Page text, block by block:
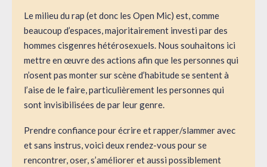
Le milieu du rap (et donc les Open Mic) est, comme
beaucoup d’espaces, majoritairement investi par des
hommes cisgenres hétérosexuels. Nous souhaitons ici
mettre en œuvre des actions afin que les personnes qui
n’osent pas monter sur scène d’habitude se sentent à
l’aise de le faire, particulièrement les personnes qui
sont invisibilisées de par leur genre.
Prendre confiance pour écrire et rapper/slammer avec
et sans instrus, voici deux rendez-vous pour se
rencontrer, oser, s’améliorer et aussi possiblement